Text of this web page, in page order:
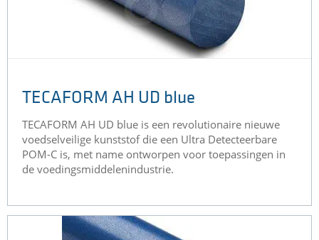
TECAFORM AH UD blue
TECAFORM AH UD blue is een revolutionaire nieuwe
voedselveilige kunststof die een Ultra Detecteerbare
POM-C is, met name ontworpen voor toepassingen in
de voedingsmiddelenindustrie.